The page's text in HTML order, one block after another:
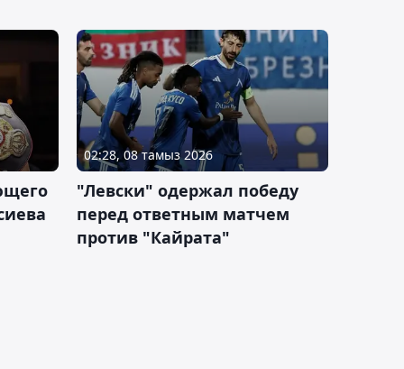
02:28, 08 тамыз 2026
"Левски" одержал победу
перед ответным матчем
против "Кайрата"